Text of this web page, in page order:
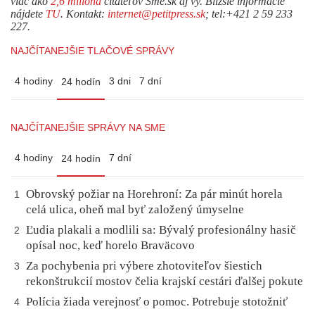
nájdete TU. Kontakt: internet@petitpress.sk; tel:+421 2 59 233
227.
NAJČÍTANEJŠIE TLAČOVÉ SPRÁVY
4 hodiny 24 hodín 3 dni 7 dní
NAJČÍTANEJŠIE SPRÁVY NA SME
4 hodiny 24 hodín 7 dní
1
Obrovský požiar na Horehroní: Za pár minút horela
celá ulica, oheň mal byť založený úmyselne
2
Ľudia plakali a modlili sa: Bývalý profesionálny hasič
opísal noc, keď horelo Braväcovo
3
Za pochybenia pri výbere zhotoviteľov šiestich
rekonštrukcií mostov čelia krajskí cestári ďalšej pokute
4 Polícia žiada verejnosť o pomoc. Potrebuje stotožniť